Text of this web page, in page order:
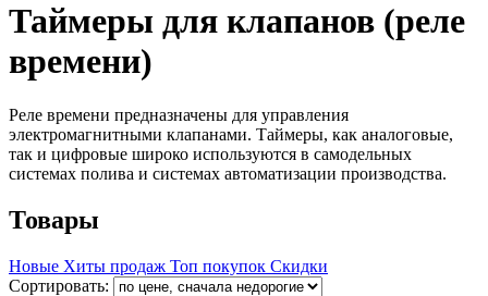
Таймеры для клапанов (реле
времени)
Реле времени предназначены для управления
электромагнитными клапанами. Таймеры, как аналоговые,
так и цифровые широко используются в самодельных
системах полива и системах автоматизации производства.
Товары
Новые Хиты продаж Топ покупок Скидки
Сортировать: